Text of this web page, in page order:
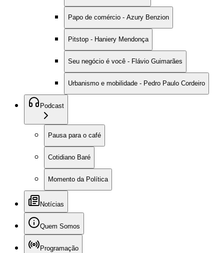
Papo de comércio - Azury Benzion
Pitstop - Haniery Mendonça
Seu negócio é você - Flávio Guimarães
Urbanismo e mobilidade - Pedro Paulo Cordeiro
Podcast
Pausa para o café
Cotidiano Baré
Momento da Política
Notícias
Quem Somos
Programação